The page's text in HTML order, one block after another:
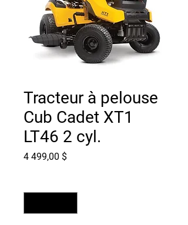
Tracteur à pelouse
Cub Cadet XT1
LT46 2 cyl.
4 499,00 $Prix